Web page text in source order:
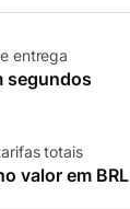
entrega
segundos
totais
valor em BRL